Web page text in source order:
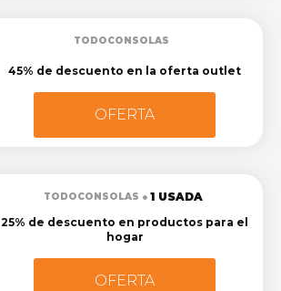
TODOCONSOLAS
45% de descuento en la oferta outlet
OFERTA
TODOCONSOLAS
1 USADA
25% de descuento en productos para el
hogar
OFERTA